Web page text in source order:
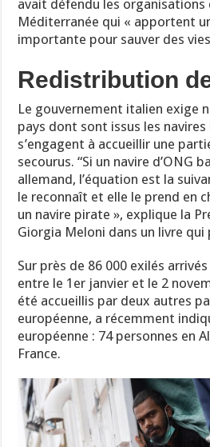
avait défendu les organisations
Méditerranée qui « apportent
importante pour sauver des
Redistribution
Le gouvernement italien exige
pays dont sont issus les
s’engagent à accueillir une
secourus. “Si un navire d’ONG
allemand, l’équation est la
le reconnaît et elle le prend en
un navire pirate », explique la
Giorgia Meloni dans un livre
Sur près de 86 000 exilés
entre le 1er janvier et le 2
été accueillis par deux autres
européenne, a récemment
européenne : 74 personnes en
France.